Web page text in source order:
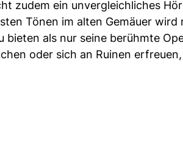
zudem ein unvergleichliches
Tönen im alten Gemäuer
bieten als nur seine berühmte
oder sich an Ruinen